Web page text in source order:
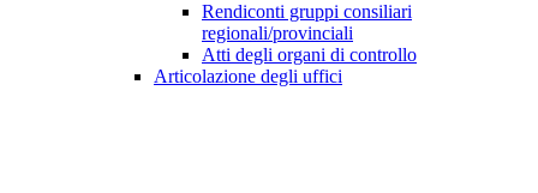
Rendiconti gruppi consiliari
regionali/provinciali
Atti degli organi di controllo
Articolazione degli uffici